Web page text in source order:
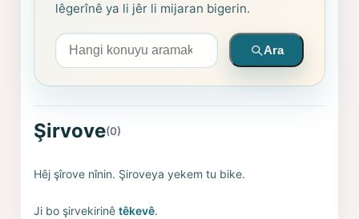
lêgerînê ya li jêr li mijaran bigerin.
Arama yapın
Ara
Şirvove(0)
Hêj şîrove nînin. Şiroveya yekem tu bike.
Ji bo şirvekirinêtêkevê.